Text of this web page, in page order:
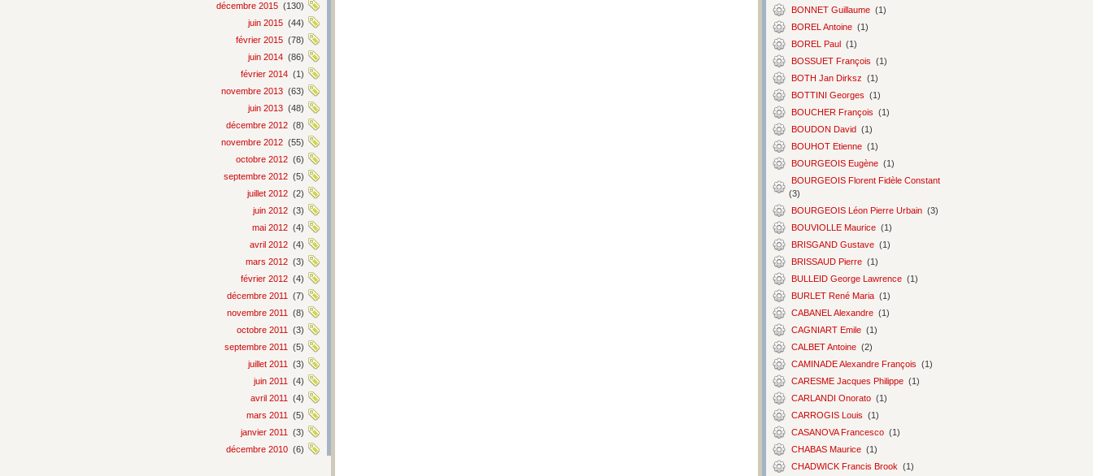
décembre 2015 (130)
juin 2015 (44)
février 2015 (78)
juin 2014 (86)
février 2014 (1)
novembre 2013 (63)
juin 2013 (48)
décembre 2012 (8)
novembre 2012 (55)
octobre 2012 (6)
septembre 2012 (5)
juillet 2012 (2)
juin 2012 (3)
mai 2012 (4)
avril 2012 (4)
mars 2012 (3)
février 2012 (4)
décembre 2011
(7)
novembre 2011
(8)
octobre 2011
(3)
septembre 2011
(5)
juillet 2011
(3)
juin 2011
(4)
avril 2011
(4)
mars 2011
(5)
janvier 2011
(3)
décembre 2010 (6)
BONNET Guillaume (1)
BOREL Antoine (1)
BOREL Paul (1)
BOSSUET François (1)
BOTH Jan Dirksz (1)
BOTTINI Georges (1)
BOUCHER François (1)
BOUDON David (1)
BOUHOT Etienne (1)
BOURGEOIS Eugène (1)
BOURGEOIS Florent Fidèle Constant
(3)
BOURGEOIS Léon Pierre Urbain (3)
BOUVIOLLE Maurice (1)
BRISGAND Gustave (1)
BRISSAUD Pierre (1)
BULLEID George Lawrence (1)
BURLET René Maria (1)
CABANEL Alexandre (1)
CAGNIART Emile (1)
CALBET Antoine (2)
CAMINADE Alexandre François (1)
CARESME Jacques Philippe (1)
CARLANDI Onorato (1)
CARROGIS Louis (1)
CASANOVA Francesco (1)
CHABAS Maurice (1)
CHADWICK Francis Brook (1)